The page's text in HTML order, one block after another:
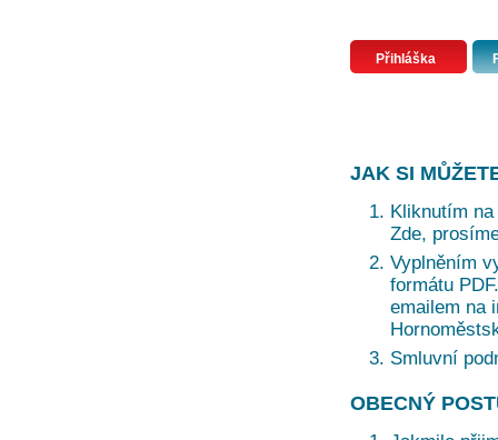
Přihláška
JAK SI
Kliknutím
Zde,
Vyplněním
formátu
emailem na
Smluvní
OBECNÝ